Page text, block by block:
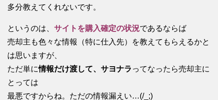
多分教えてくれないです。
というのは、 サイトを購入確定の状況であるならば
売却主も色々な情報（特に仕入先）を教えてもらえるかと
は思いますが、
ただ単に情報だけ渡して、サヨナラ ってなったら売却主に
とっては
最悪ですからね。ただの情報漏えい…(/_;)